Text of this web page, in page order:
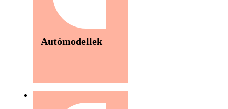
Autómodellek